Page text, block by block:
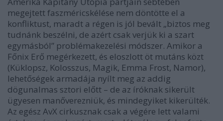
megejtett faszméricskélése nem döntötte el a
konfliktust, maradt a régen is jól bevált „biztos meg
tudnánk beszélni, de azért csak verjük ki a szart
egymásból” problémakezelési módszer. Amikor a
Főnix Erő megérkezett, és eloszlott öt mutáns közt
(Küklopsz, Kolosszus, Magik, Emma Frost, Namor),
lehetőségek armadája nyílt meg az addig
dögunalmas sztori előtt – de az íróknak sikerült
ügyesen manőverezniük, és mindegyiket kikerülték.
Az egész AvX cirkusznak csak a végére lett valami